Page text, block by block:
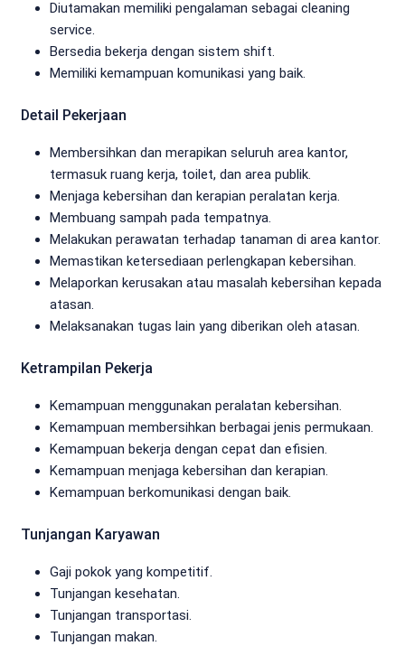
Diutamakan memiliki pengalaman sebagai cleaning
service.
Bersedia bekerja dengan sistem shift.
Memiliki kemampuan komunikasi yang baik.
Detail Pekerjaan
Membersihkan dan merapikan seluruh area kantor,
termasuk ruang kerja, toilet, dan area publik.
Menjaga kebersihan dan kerapian peralatan kerja.
Membuang sampah pada tempatnya.
Melakukan perawatan terhadap tanaman di area kantor.
Memastikan ketersediaan perlengkapan kebersihan.
Melaporkan kerusakan atau masalah kebersihan kepada
atasan.
Melaksanakan tugas lain yang diberikan oleh atasan.
Ketrampilan Pekerja
Kemampuan menggunakan peralatan kebersihan.
Kemampuan membersihkan berbagai jenis permukaan.
Kemampuan bekerja dengan cepat dan efisien.
Kemampuan menjaga kebersihan dan kerapian.
Kemampuan berkomunikasi dengan baik.
Tunjangan Karyawan
Gaji pokok yang kompetitif.
Tunjangan kesehatan.
Tunjangan transportasi.
Tunjangan makan.